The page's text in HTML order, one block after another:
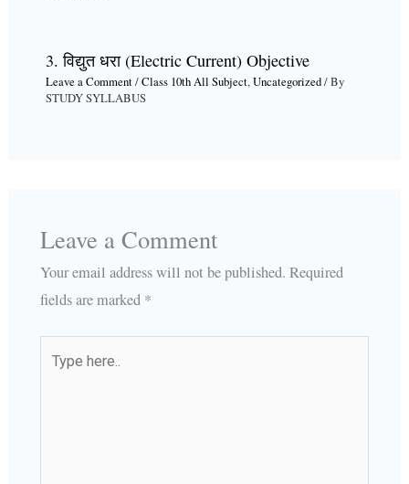
3. विद्युत धरा (Electric Current) Objective
Leave a Comment/Class 10th All Subject,Uncategorized/ By
STUDY SYLLABUS
Leave a Comment
Your email address will not be published. Required
fields are marked *